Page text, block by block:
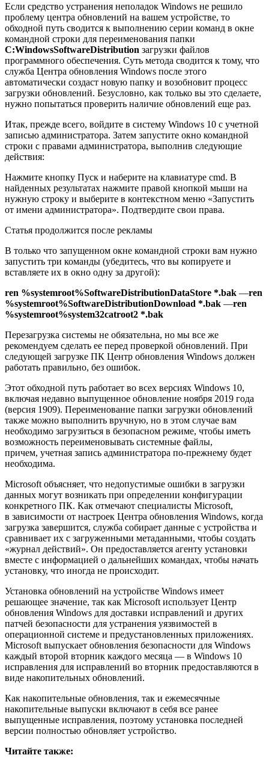
Если средство устранения неполадок Windows не решило
проблему центра обновлений на вашем устройстве, то
обходной путь сводится к выполнению серии команд в окне
командной строки для переименования папки
C:WindowsSoftwareDistribution загрузки файлов
программного обеспечения. Суть метода сводится к тому, что
служба Центра обновления Windows после этого
автоматически создаст новую папку и возобновит процесс
загрузки обновлений. Безусловно, как только вы это сделаете,
нужно попытаться проверить наличие обновлений еще раз.
Итак, прежде всего, войдите в систему Windows 10 с учетной
записью администратора. Затем запустите окно командной
строки с правами администратора, выполнив следующие
действия:
Нажмите кнопку Пуск и наберите на клавиатуре cmd. В
найденных результатах нажмите правой кнопкой мыши на
нужную строку и выберите в контекстном меню «Запустить
от имени администратора». Подтвердите свои права.
Статья продолжится после рекламы
В только что запущенном окне командной строки вам нужно
запустить три команды (убедитесь, что вы копируете и
вставляете их в окно одну за другой):
ren %systemroot%SoftwareDistributionDataStore *.bak —ren
%systemroot%SoftwareDistributionDownload *.bak —ren
%systemroot%system32catroot2 *.bak
Перезагрузка системы не обязательна, но мы все же
рекомендуем сделать ее перед проверкой обновлений. При
следующей загрузке ПК Центр обновления Windows должен
работать правильно, без ошибок.
Этот обходной путь работает во всех версиях Windows 10,
включая недавно выпущенное обновление ноября 2019 года
(версия 1909). Переименование папки загрузки обновлений
также можно выполнить вручную, но в этом случае вам
необходимо загрузиться в безопасном режиме, чтобы иметь
возможность переименовывать системные файлы,
причем, учетная запись администратора по-прежнему будет
необходима.
Microsoft объясняет, что недопустимые ошибки в загрузки
данных могут возникать при определении конфигурации
конкретного ПК. Как отмечают специалисты Microsoft,
в зависимости от настроек Центра обновления Windows, когда
загрузка завершится, служба собирает данные с устройства и
сравнивает их с загруженными метаданными, чтобы создать
«журнал действий». Он предоставляется агенту установки
вместе с информацией о дальнейших командах, чтобы начать
установку, что иногда не происходит.
Установка обновлений на устройстве Windows имеет
решающее значение, так как Microsoft использует Центр
обновления Windows для доставки исправлений и других
патчей безопасности для устранения уязвимостей в
операционной системе и предустановленных приложениях.
Microsoft выпускает обновления безопасности для Windows
каждый второй вторник каждого месяца — в Windows 10
исправления для исправлений во вторник предоставляются в
виде накопительных обновлений.
Как накопительные обновления, так и ежемесячные
накопительные выпуски включают в себя все ранее
выпущенные исправления, поэтому установка последней
версии полностью обновляет устройство.
Читайте также: